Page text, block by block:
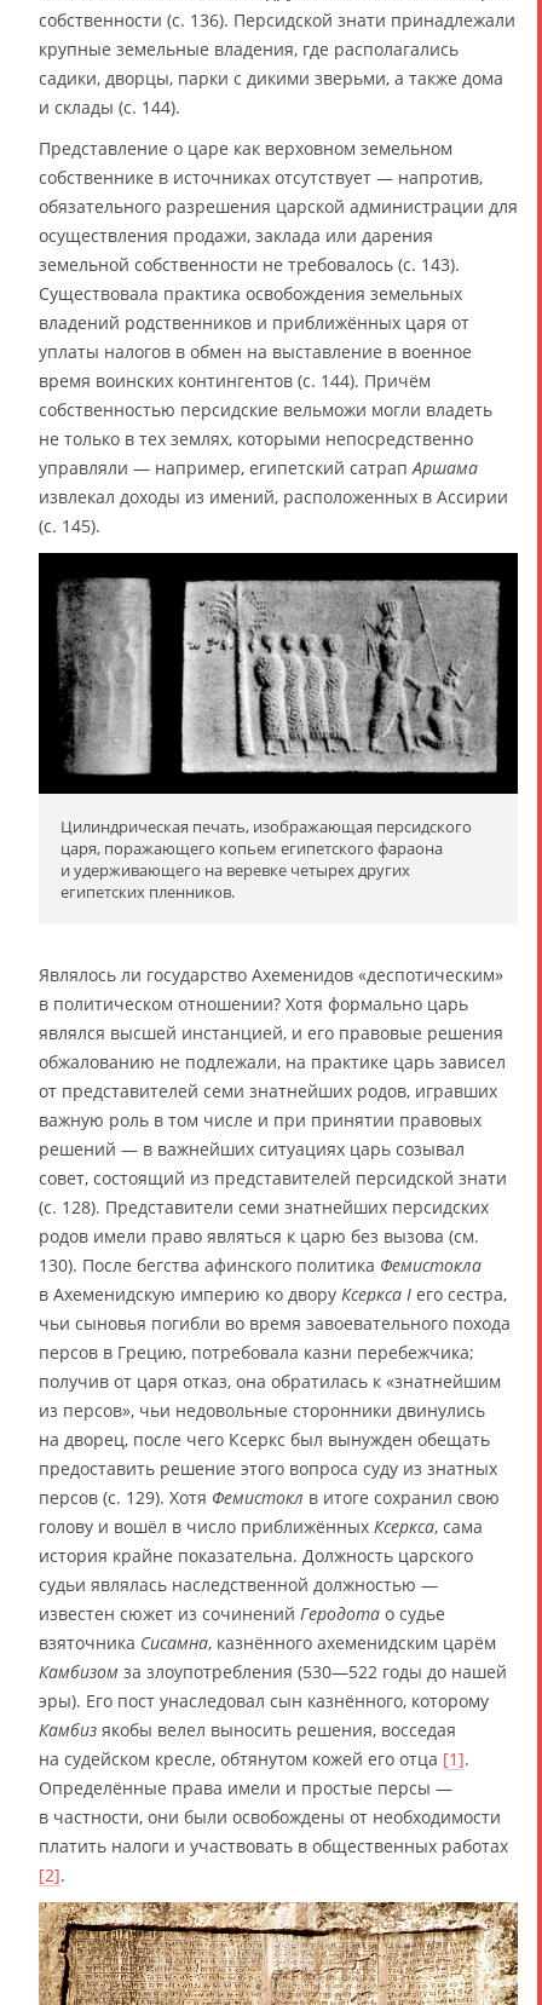
собственности (с. 136). Персидской знати принадлежали
крупные земельные владения, где располагались
садики, дворцы, парки с дикими зверьми, а также дома
и склады (с. 144).
Представление о царе как верховном земельном
собственнике в источниках отсутствует — напротив,
обязательного разрешения царской администрации для
осуществления продажи, заклада или дарения
земельной собственности не требовалось (с. 143).
Существовала практика освобождения земельных
владений родственников и приближённых царя от
уплаты налогов в обмен на выставление в военное
время воинских контингентов (с. 144). Причём
собственностью персидские вельможи могли владеть
не только в тех землях, которыми непосредственно
управляли — например, египетский сатрапАршама
извлекал доходы из имений, расположенных в Ассирии
(с. 145).
Цилиндрическая печать, изображающая персидского
царя, поражающего копьем египетского фараона
и удерживающего на веревке четырех других
египетских пленников.
Являлось ли государство Ахеменидов «деспотическим»
в политическом отношении? Хотя формально царь
являлся высшей инстанцией, и его правовые решения
обжалованию не подлежали, на практике царь зависел
от представителей семи знатнейших родов, игравших
важную роль в том числе и при принятии правовых
решений ― в важнейших ситуациях царь созывал
совет, состоящий из представителей персидской знати
(с. 128). Представители семи знатнейших персидских
родов имели право являться к царю без вызова (см.
130). После бегства афинского политика Фемистокла
в Ахеменидскую империю ко двору Ксеркса I его сестра,
чьи сыновья погибли во время завоевательного похода
персов в Грецию, потребовала казни перебежчика;
получив от царя отказ, она обратилась к «знатнейшим
из персов», чьи недовольные сторонники двинулись
на дворец, после чего Ксеркс был вынужден обещать
предоставить решение этого вопроса суду из знатных
персов (с. 129). Хотя Фемистокл в итоге сохранил свою
голову и вошёл в число приближённых Ксеркса, сама
история крайне показательна. Должность царского
судьи являлась наследственной должностью ―
известен сюжет из сочинений Геродота о судье
взяточника Сисамна, казнённого ахеменидским царём
Камбизом за злоупотребления (530―522 годы до нашей
эры). Его пост унаследовал сын казнённого, которому
Камбиз якобы велел выносить решения, восседая
на судейском кресле, обтянутом кожей его отца [1].
Определённые права имели и простые персы —
в частности, они были освобождены от необходимости
платить налоги и участвовать в общественных работах
[2].